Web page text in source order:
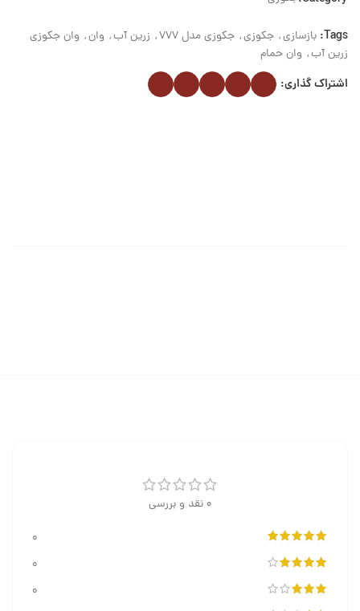
Tags: بازسازی, جکوزی, جکوزی مدل 777 , زرین آب, وان, وان جکوزی
زرین آب, وان حمام
اشتراک گذاری:
0 نقد و بررسی
0
0
0